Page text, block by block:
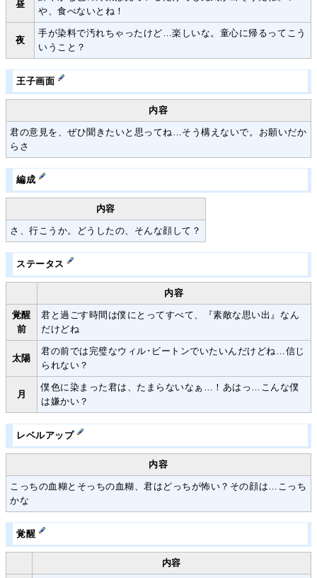
昼
や、食べないとね！
夜
手が染料で汚れちゃったけど…楽しいな。童心に帰るってこう
いうこと？
王子画面
内容
君の意見を、ぜひ聞きたいと思ってね…そう構えないで。お願いだか
らさ
編成
内容
さ、行こうか。どうしたの、そんな顔して？
ステータス
内容
覚醒
前
君と過ごす時間は僕にとってすべて、『素敵な思い出』なん
だけどね
太陽
君の前では完璧なウィル･ビートンでいたいんだけどね…信じ
られない？
月
僕色に染まった君は、たまらないなぁ…！あはっ…こんな僕
は嫌かい？
レベルアップ
内容
こっちの血糊とそっちの血糊、君はどっちが怖い？その顔は…こっち
かな
覚醒
内容